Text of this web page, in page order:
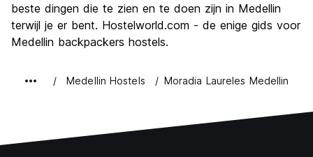
beste dingen die te zien en te doen zijn in Medellin
terwijl je er bent. Hostelworld.com - de enige gids voor
Medellin backpackers hostels.
Medellin Hostels Moradia Laureles Medellin